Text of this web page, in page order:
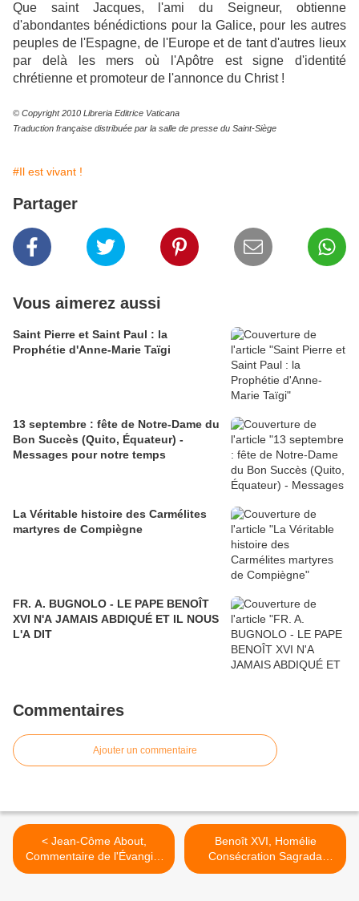
Que saint Jacques, l'ami du Seigneur, obtienne
d'abondantes bénédictions pour la Galice, pour les autres
peuples de l'Espagne, de l'Europe et de tant d'autres lieux
par delà les mers où l'Apôtre est signe d'identité
chrétienne et promoteur de l'annonce du Christ !
© Copyright 2010 Libreria Editrice Vaticana
Traduction française distribuée par la salle de presse du Saint-Siège
#Il est vivant !
Partager
Vous aimerez aussi
Saint Pierre et Saint Paul : la
Prophétie d'Anne-Marie Taïgi
13 septembre : fête de Notre-Dame du
Bon Succès (Quito, Équateur) -
Messages pour notre temps
La Véritable histoire des Carmélites
martyres de Compiègne
FR. A. BUGNOLO - LE PAPE BENOÎT
XVI N'A JAMAIS ABDIQUÉ ET IL NOUS
L'A DIT
Commentaires
Ajouter un commentaire
< Jean-Côme About,
Commentaire de l'Évangile
du 32e dimanche ordinaire
Benoît XVI, Homélie
Consécration Sagrada
Familia (Barcelone) >